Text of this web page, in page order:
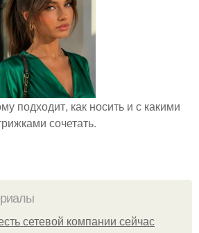
подходит, как носить и с какими
сочетать.
сетевой компании сейчас